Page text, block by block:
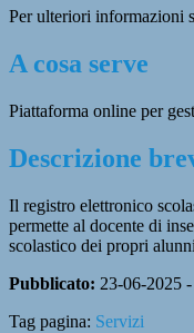
Per ulteriori informazioni
A cosa serve
Piattaforma online per
Descrizione
Il registro elettronico
permette al docente di
scolastico dei propri
Pubblicato: 23-06-2025 -
Tag pagina: Servizi